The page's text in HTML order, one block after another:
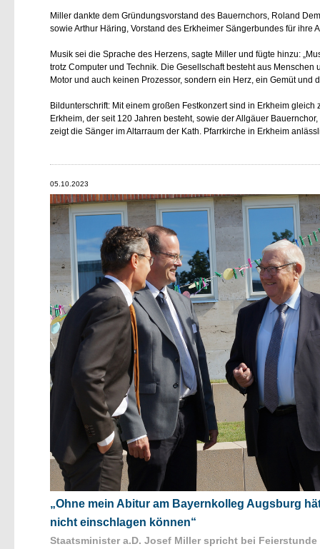
Miller dankte dem Gründungsvorstand des Bauernchors, Roland
sowie Arthur Häring, Vorstand des Erkheimer Sängerbundes für ihre
Musik sei die Sprache des Herzens, sagte Miller und fügte hinzu:
trotz Computer und Technik. Die Gesellschaft besteht aus
Motor und auch keinen Prozessor, sondern ein Herz, ein Gemüt und
Bildunterschrift: Mit einem großen Festkonzert sind in Erkheim
Erkheim, der seit 120 Jahren besteht, sowie der Allgäuer
zeigt die Sänger im Altarraum der Kath. Pfarrkirche in Erkheim
05.10.2023
Ohne mein Abitur am Bayernkolleg Augsburg
nicht einschlagen können“
Staatsminister a.D. Josef Miller spricht bei